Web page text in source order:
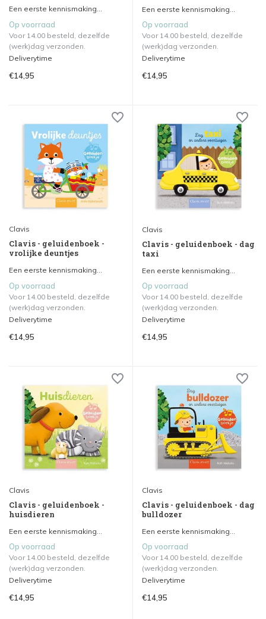
Een eerste kennismaking...
Op voorraad
Voor 14.00 besteld, dezelfde
(werk)dag verzonden.
Deliverytime
€14,95
Een eerste kennismaking...
Op voorraad
Voor 14.00 besteld, dezelfde
(werk)dag verzonden.
Deliverytime
€14,95
Clavis
Clavis - geluidenboek -
vrolijke deuntjes
Een eerste kennismaking...
Op voorraad
Voor 14.00 besteld, dezelfde
(werk)dag verzonden.
Deliverytime
€14,95
Clavis
Clavis - geluidenboek - dag
taxi
Een eerste kennismaking...
Op voorraad
Voor 14.00 besteld, dezelfde
(werk)dag verzonden.
Deliverytime
€14,95
Clavis
Clavis - geluidenboek -
huisdieren
Een eerste kennismaking...
Op voorraad
Voor 14.00 besteld, dezelfde
(werk)dag verzonden.
Deliverytime
€14,95
Clavis
Clavis - geluidenboek - dag
bulldozer
Een eerste kennismaking...
Op voorraad
Voor 14.00 besteld, dezelfde
(werk)dag verzonden.
Deliverytime
€14,95